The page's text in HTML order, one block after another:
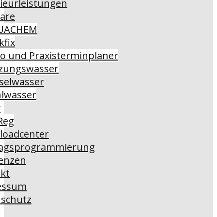
und Praxisterminplaner